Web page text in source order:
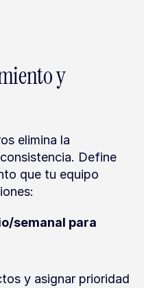
y
elimina la
Define
que tu equipo
semanal para
y asignar prioridad